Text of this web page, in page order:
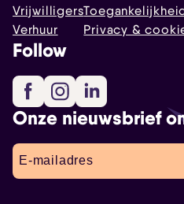
Vrijwilligers
Verhuur
Privacy &
Follow
FacebookInstagram
Onze nieuwsbrief